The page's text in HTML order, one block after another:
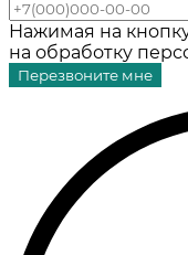
Нажимая на
на обработку
Перезвоните мне